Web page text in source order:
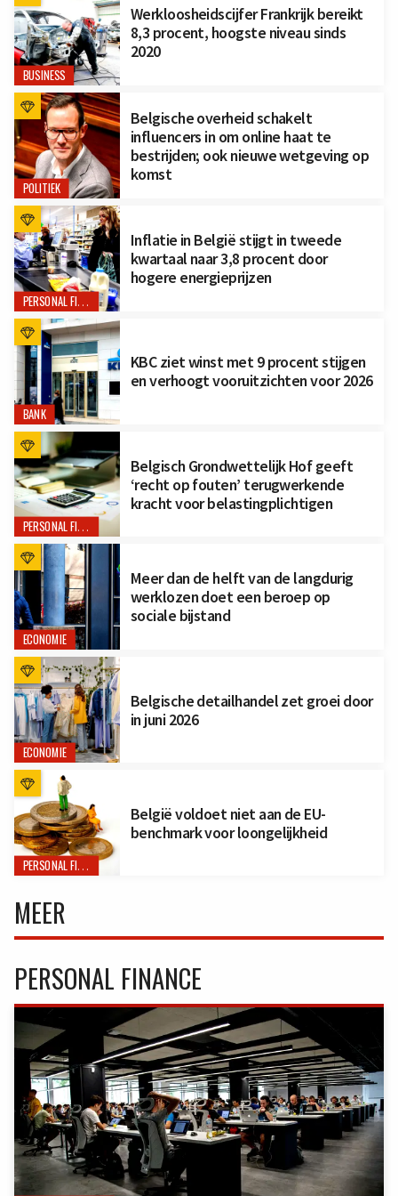
BUSINESS
Werkloosheidscijfer Frankrijk bereikt
8,3 procent, hoogste niveau sinds
2020
POLITIEK
Belgische overheid schakelt
influencers in om online haat te
bestrijden; ook nieuwe wetgeving op
komst
PERSONAL FINANCE
Inflatie in België stijgt in tweede
kwartaal naar 3,8 procent door
hogere energieprijzen
BANK
KBC ziet winst met 9 procent stijgen
en verhoogt vooruitzichten voor 2026
PERSONAL FINANCE
Belgisch Grondwettelijk Hof geeft
‘recht op fouten’ terugwerkende
kracht voor belastingplichtigen
ECONOMIE
Meer dan de helft van de langdurig
werklozen doet een beroep op
sociale bijstand
ECONOMIE
Belgische detailhandel zet groei door
in juni 2026
PERSONAL FINANCE
België voldoet niet aan de EU-
benchmark voor loongelijkheid
MEER
PERSONAL FINANCE